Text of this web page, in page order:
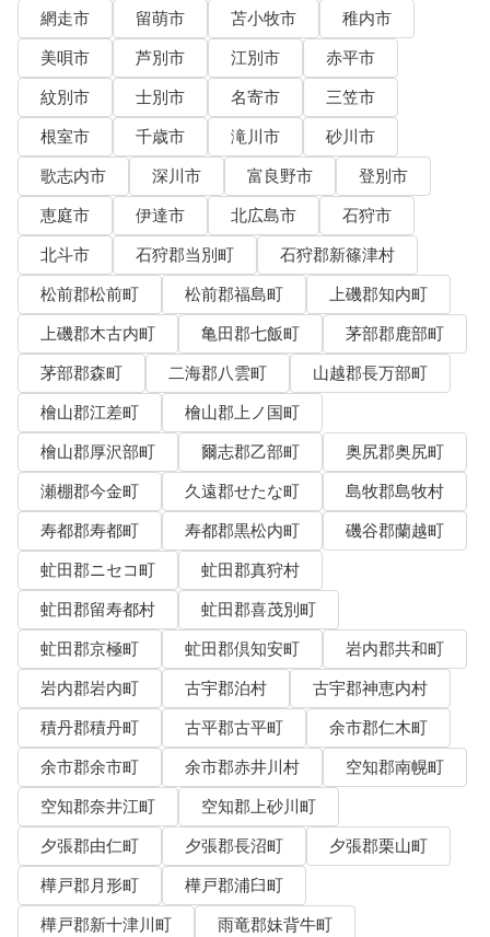
網走市 留萌市 苫小牧市
稚内市
美唄市
芦別市 江別市
赤平市
紋別市
士別市 名寄市
三笠市
根室市
千歳市 滝川市
砂川市
歌志内市
深川市 富良野市
登別市
恵庭市
伊達市 北広島市
石狩市
北斗市
石狩郡当別町
石狩郡新篠津村
松前郡松前町
松前郡福島町
上磯郡知内町
上磯郡木古内町
亀田郡七飯町
茅部郡鹿部町
茅部郡森町
二海郡八雲町
山越郡長万部町
檜山郡江差町
檜山郡上ノ国町
檜山郡厚沢部町
爾志郡乙部町
奥尻郡奥尻町
瀬棚郡今金町
久遠郡せたな町
島牧郡島牧村
寿都郡寿都町
寿都郡黒松内町
磯谷郡蘭越町
虻田郡ニセコ町
虻田郡真狩村
虻田郡留寿都村
虻田郡喜茂別町
虻田郡京極町
虻田郡倶知安町
岩内郡共和町
岩内郡岩内町
古宇郡泊村
古宇郡神恵内村
積丹郡積丹町
古平郡古平町
余市郡仁木町
余市郡余市町
余市郡赤井川村
空知郡南幌町
空知郡奈井江町
空知郡上砂川町
夕張郡由仁町
夕張郡長沼町
夕張郡栗山町
樺戸郡月形町
樺戸郡浦臼町
樺戸郡新十津川町
雨竜郡妹背牛町